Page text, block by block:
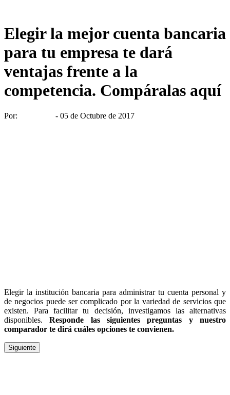
Elegir la mejor cuenta bancaria
para tu empresa te dará
ventajas frente a la
competencia. Compáralas aquí
Por: - 05 de Octubre de 2017
Elegir la institución bancaria para administrar tu cuenta personal y
de negocios puede ser complicado por la variedad de servicios que
existen. Para facilitar tu decisión, investigamos las alternativas
disponibles.Responde las siguientes preguntas y nuestro
comparador te dirá cuáles opciones te convienen.
Siguiente